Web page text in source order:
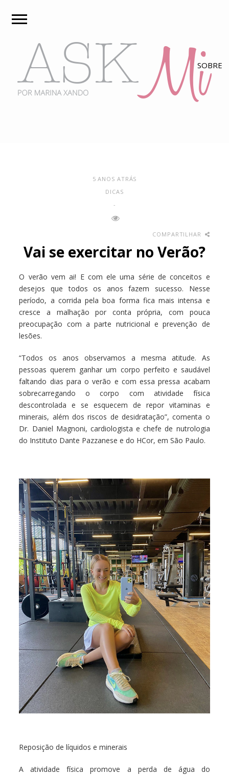
5 ANOS ATRÁS
DICAS
-
COMPARTILHAR
Vai se exercitar no Verão?
O verão vem ai! E com ele uma série de conceitos e
desejos que todos os anos fazem sucesso. Nesse
período, a corrida pela boa forma fica mais intensa e
cresce a malhação por conta própria, com pouca
preocupação com a parte nutricional e prevenção de
lesões.
“Todos os anos observamos a mesma atitude. As
pessoas querem ganhar um corpo perfeito e saudável
faltando dias para o verão e com essa pressa acabam
sobrecarregando o corpo com atividade física
descontrolada e se esquecem de repor vitaminas e
minerais, além dos riscos de desidratação”, comenta o
Dr. Daniel Magnoni, cardiologista e chefe de nutrologia
do Instituto Dante Pazzanese e do HCor, em São Paulo.
Reposição de líquidos e minerais
A atividade física promove a perda de água do